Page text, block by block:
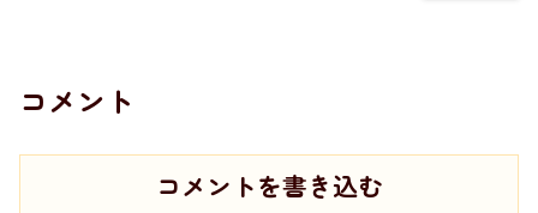
コメント
コメントを書き込む